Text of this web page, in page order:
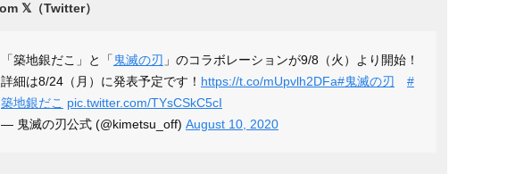
「築地銀だこ」と「 鬼滅の刃 」のコラボレーションが9/8（火）より開始！
詳細は8/24（月）に発表予定です！ https://t.co/mUpvlh2DFa#鬼滅の刃
#
築地銀だこ pic.twitter.com/TYsCSkC5cI
— 鬼滅の刃公式 (@kimetsu_off) August 10, 2020